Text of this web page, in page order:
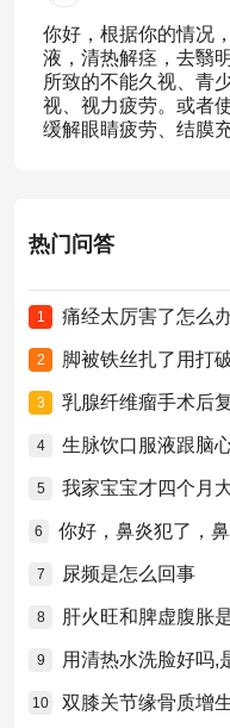
你好，根据你的情况
液，清热解痉，去翳
所致的不能久视、青
视、视力疲劳。或者
缓解眼睛疲劳、结膜
热门问答
1 痛经太厉害了怎么
2 脚被铁丝扎了用打
3 乳腺纤维瘤手术后
4 生脉饮口服液跟脑
5 我家宝宝才四个月
6
7 尿频是怎么回事
8 肝火旺和脾虚腹胀
9 用清热水洗脸好吗,
10 双膝关节缘骨质增